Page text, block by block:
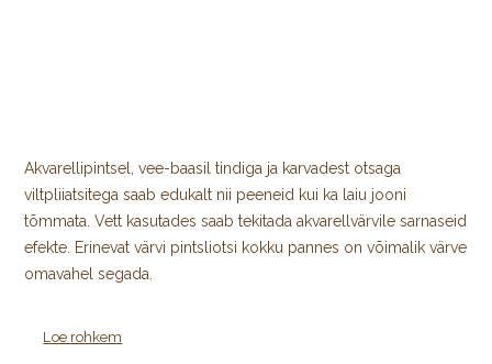
Akvarellipintsel, vee-baasil tindiga ja karvadest otsaga
viltpliiatsitega saab edukalt nii peeneid kui ka laiu jooni
tõmmata. Vett kasutades saab tekitada akvarellvärvile sarnaseid
efekte. Erinevat värvi pintsliotsi kokku pannes on võimalik värve
omavahel segada.
Kuidas kasutada tindipintslit CLEAN COLOR
Loe rohkem